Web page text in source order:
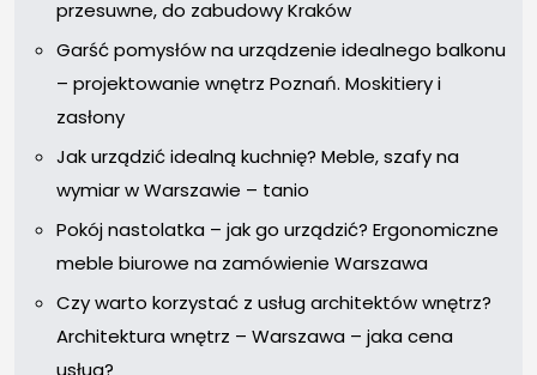
przesuwne, do zabudowy Kraków
Garść pomysłów na urządzenie idealnego balkonu
– projektowanie wnętrz Poznań. Moskitiery i
zasłony
Jak urządzić idealną kuchnię? Meble, szafy na
wymiar w Warszawie – tanio
Pokój nastolatka – jak go urządzić? Ergonomiczne
meble biurowe na zamówienie Warszawa
Czy warto korzystać z usług architektów wnętrz?
Architektura wnętrz – Warszawa – jaka cena
usług?